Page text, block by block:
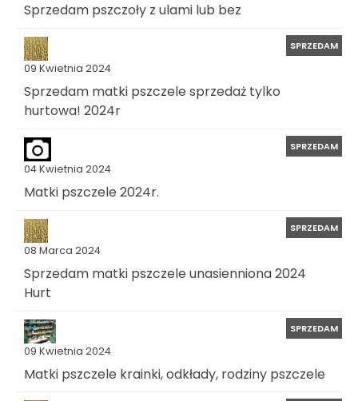
Sprzedam pszczoły z ulami lub bez
09 Kwietnia 2024
SPRZEDAM
Sprzedam matki pszczele sprzedaż tylko
hurtowa! 2024r
04 Kwietnia 2024
SPRZEDAM
Matki pszczele 2024r.
08 Marca 2024
SPRZEDAM
Sprzedam matki pszczele unasienniona 2024
Hurt
09 Kwietnia 2024
SPRZEDAM
Matki pszczele krainki, odkłady, rodziny pszczele